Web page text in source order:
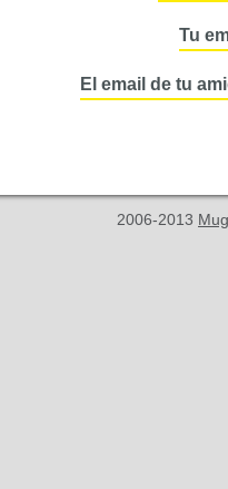
Tu
El email de tu
2006-2013